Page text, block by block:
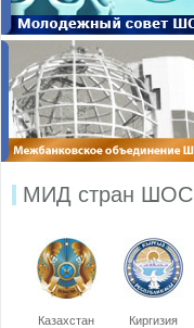
МИД стран ШОС
Казахстан Киргизия